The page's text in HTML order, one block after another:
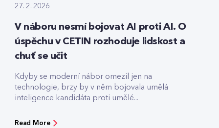
27. 2. 2026
V náboru nesmí bojovat AI proti AI. O
úspěchu v CETIN rozhoduje lidskost a
chuť se učit
Kdyby se moderní nábor omezil jen na
technologie, brzy by v něm bojovala umělá
inteligence kandidáta proti umělé...
Read More